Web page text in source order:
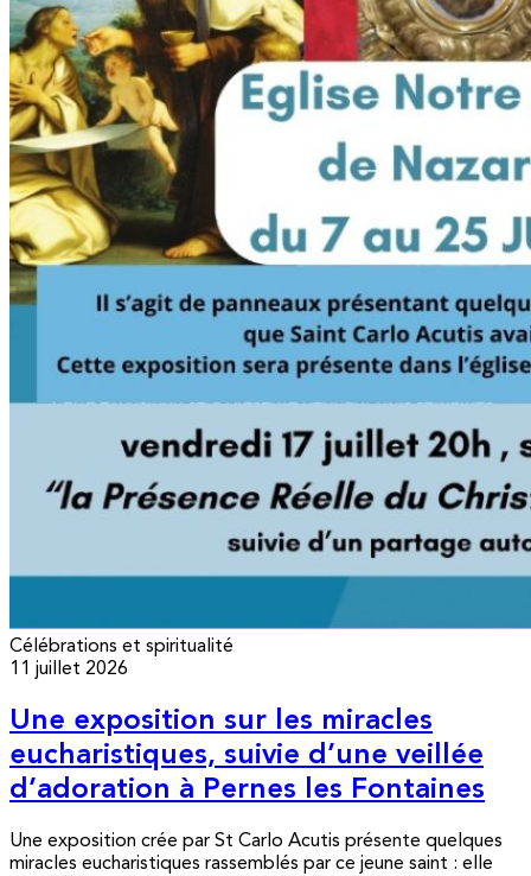
Célébrations et spiritualité
11 juillet 2026
Une exposition sur les miracles
eucharistiques, suivie d’une veillée
d’adoration à Pernes les Fontaines
Une exposition crée par St Carlo Acutis présente quelques
miracles eucharistiques rassemblés par ce jeune saint : elle